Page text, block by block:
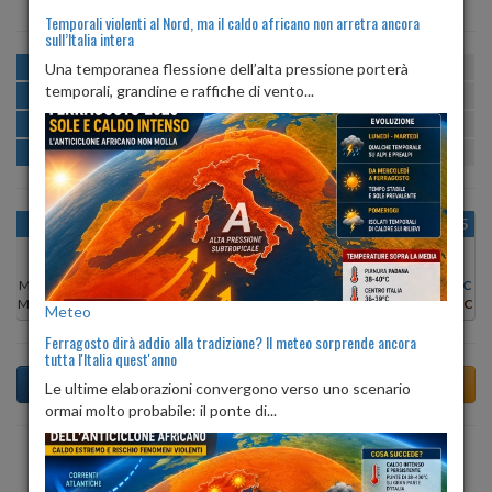
MATTINA min:19º max:21º U:
POMERIGGIO min:22º max:24º
SERA min:20º max:24º U:77% 93%
NOTTE min: 19º max:20º U:86%
OGGI
Min:
25°C
Max:26°C
LUN 10
Min:
Max:29°C
MAR 11
Min:27°C
Max:28°C
MER 12
Min:
25°C
Max:27°C
GIO 13
Max:26°C
VEN 14
Min:23°C
Max:25°C
SAB 15
22°C
Max:24°C
Previsioni del Tempo a Angrogna tra 6 giorni
Temporali violenti al Nord, ma il caldo africano non arretra ancora
sull’Italia intera
Una temporanea flessione dell’alta pressione porterà
temporali, grandine e raffiche di vento...
Meteo
Ferragosto dirà addio alla tradizione? Il meteo sorprende ancora
tutta l'Italia quest'anno
Le ultime elaborazioni convergono verso uno scenario
ormai molto probabile: il ponte di...